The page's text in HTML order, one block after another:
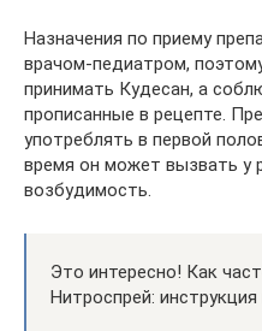
Назначения по приему
врачом-педиатром,
принимать Кудесан, а
прописанные в рецепте.
употреблять в первой
время он может вызвать у
возбудимость.
Это интересно! Как
Нитроспрей: